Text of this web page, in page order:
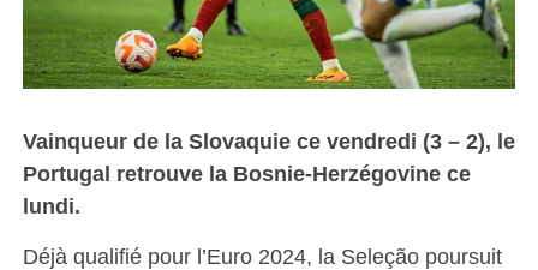
Vainqueur de la Slovaquie ce vendredi (3 – 2), le
Portugal retrouve la Bosnie-Herzégovine ce
lundi.
Déjà qualifié pour l’Euro 2024, la Seleção poursuit